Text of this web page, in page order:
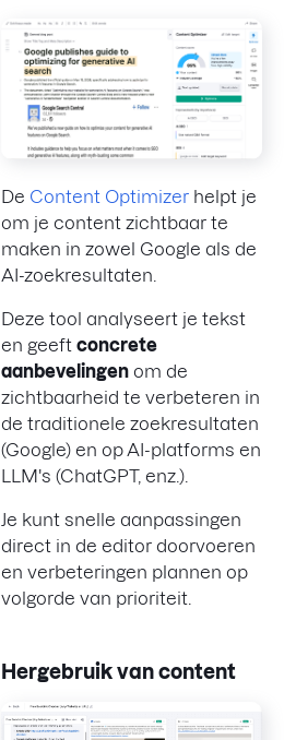
De Content Optimizer helpt je
om je content zichtbaar te
maken in zowel Google als de
AI-zoekresultaten.
Deze tool analyseert je tekst
en geeft concrete
aanbevelingen om de
zichtbaarheid te verbeteren in
de traditionele zoekresultaten
(Google) en op AI-platforms en
LLM's (ChatGPT, enz.).
Je kunt snelle aanpassingen
direct in de editor doorvoeren
en verbeteringen plannen op
volgorde van prioriteit.
Hergebruik van content